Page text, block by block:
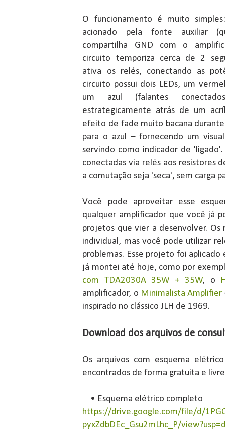
O funcionamento é muito
acionado pela fonte auxiliar
compartilha GND com o
circuito temporiza cerca de 2
ativa os relés, conectando as
circuito possui dois LEDs, um
um azul (falantes
estrategicamente atrás de um
efeito de fade muito bacana
para o azul – fornecendo um
servindo como indicador de
conectadas via relés aos resistores
a comutação seja 'seca', sem carga
Você pode aproveitar esse
qualquer amplificador que você já
projetos que vier a desenvolver.
individual, mas você pode utilizar
problemas. Esse projeto foi
já montei até hoje, como por
com TDA2030A 35W + 35W, o
amplificador, o Minimalista Amplifier
inspirado no clássico JLH de 1969.
Download dos arquivos de
Os arquivos com esquema
encontrados de forma gratuita e
• Esquema elétrico completo
https://drive.google.com/file/d/
pyxZdbDEc_Gsu2mLhc_P/